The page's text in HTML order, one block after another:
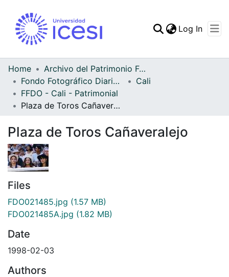
Statistics
Log In
Home
Archivo del Patrimonio Fotográfico y Fílmico del Valle del Cauca
Fondo Fotográfico Diario Occidente
Cali
FFDO - Cali - Patrimonial
Plaza de Toros Cañaveralejo
Plaza de Toros Cañaveralejo
Files
FDO021485.jpg (1.57 MB)
FDO021485A.jpg (1.82 MB)
Date
1998-02-03
Authors